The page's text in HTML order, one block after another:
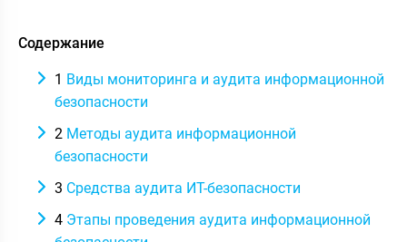
Содержание
1 Виды мониторинга и аудита информационной
безопасности
2 Методы аудита информационной
безопасности
3 Средства аудита ИТ-безопасности
4 Этапы проведения аудита информационной